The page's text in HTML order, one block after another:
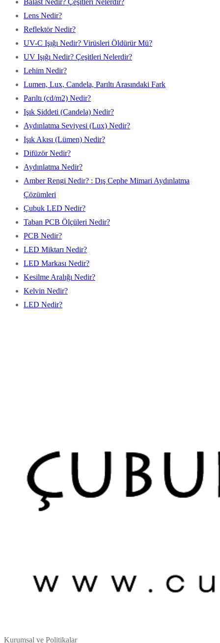
Balast Nedir? Çeşitleri Nelerdir?
Lens Nedir?
Reflektör Nedir?
UV-C Işığı Nedir? Virüsleri Öldürür Mü?
UV Işığı Nedir? Çeşitleri Nelerdir?
Lehim Nedir?
Lumen, Lux, Candela, Parıltı Arasındaki Fark
Parıltı (cd/m2) Nedir?
Işık Şiddeti (Candela) Nedir?
Aydınlatma Seviyesi (Lux) Nedir?
Işık Akısı (Lümen) Nedir?
Difüzör Nedir?
Aydınlatma Nedir?
Amber Rengi Nedir? : Dış Cephe Mimari Aydınlatma
Çözümleri
Çubuk LED Nedir?
Taban PCB Ölçüleri Nedir?
PCB Nedir?
LED Miktarı Nedir?
LED Markası Nedir?
Kesilme Aralığı Nedir?
Kelvin Nedir?
LED Nedir?
Kurumsal ve Politikalar